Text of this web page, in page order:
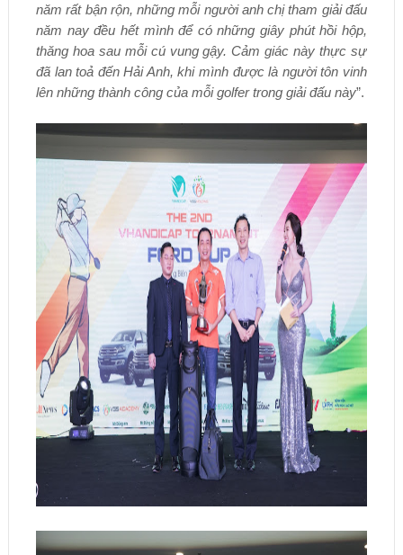
năm rất bận rộn, những mỗi người anh chị tham giải đấu
năm nay đều hết mình để có những giây phút hồi hộp,
thăng hoa sau mỗi cú vung gậy. Cảm giác này thực sự
đã lan toả đến Hải Anh, khi mình được là người tôn vinh
lên những thành công của mỗi golfer trong giải đấu này”.